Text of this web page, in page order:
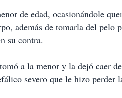
de edad, ocasionándole
además de tomarla del pelo
su contra.
a la menor y la dejó caer
severo que le hizo perder